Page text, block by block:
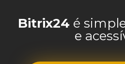
Bitrix24 é
e